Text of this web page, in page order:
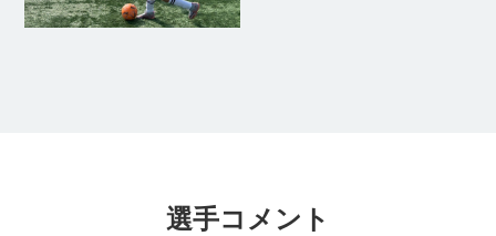
選手コメント